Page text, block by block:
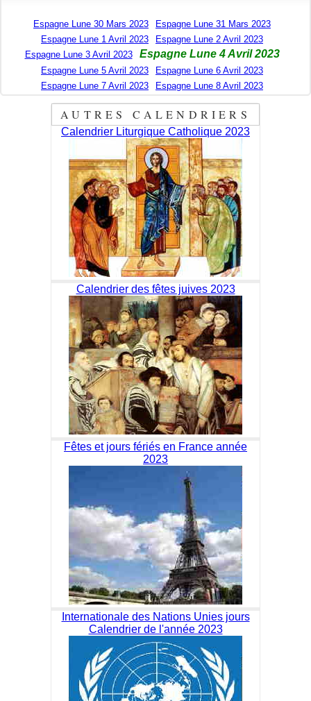
Espagne Lune 30 Mars 2023
Espagne Lune 31 Mars 2023
Espagne Lune 1 Avril 2023
Espagne Lune 2 Avril 2023
Espagne Lune 3 Avril 2023
Espagne Lune 4 Avril 2023
Espagne Lune 5 Avril 2023
Espagne Lune 6 Avril 2023
Espagne Lune 7 Avril 2023
Espagne Lune 8 Avril 2023
AUTRES CALENDRIERS
Calendrier Liturgique Catholique 2023
Calendrier des fêtes juives 2023
Fêtes et jours fériés en France année
2023
Internationale des Nations Unies jours
Calendrier de l'année 2023